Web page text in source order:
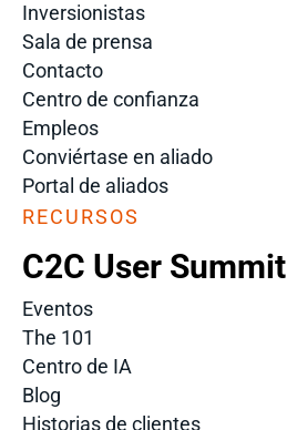
Inversionistas
Sala de prensa
Contacto
Centro de confianza
Empleos
Conviértase en aliado
Portal de aliados
RECURSOS
C2C User Summit
Eventos
The 101
Centro de IA
Blog
Historias de clientes